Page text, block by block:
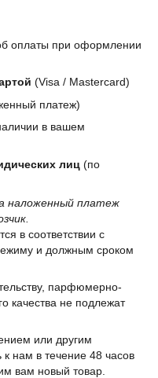
оплаты при оформлении
(Visa / Mastercard)
платеж)
в вашем
лиц (по
наложенный платеж
в соответствии с
и должным сроком
парфюмерно-
качества не подлежат
или другим
нам в течение 48 часов
вам новый товар.